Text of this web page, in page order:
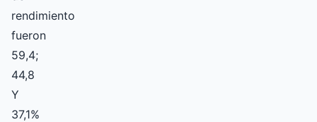
rendimiento
fueron
59,4;
44,8
Y
37,1%